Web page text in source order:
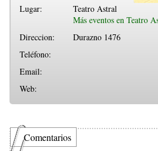
Lugar:
Teatro Astral
Más eventos en Teatro
Direccion:
Durazno 1476
Teléfono:
Email:
Web:
Comentarios